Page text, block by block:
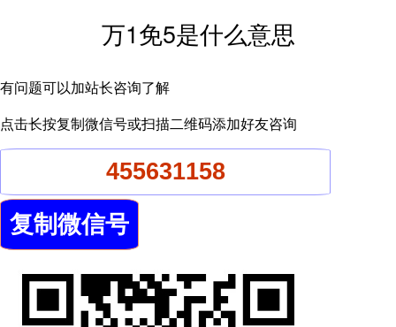
万1免5是什么意思
有问题可以加站长咨询了解
点击长按复制微信号或扫描二维码添加好友咨询